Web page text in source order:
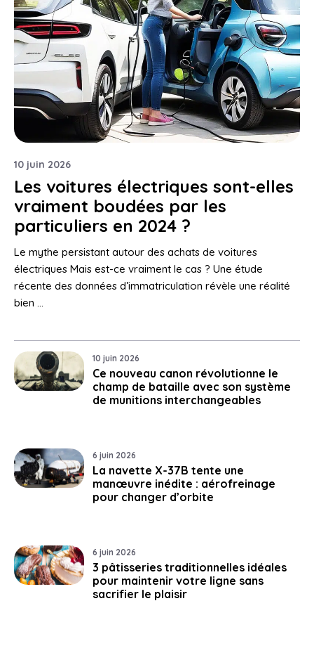
10 juin 2026
Les voitures électriques sont-elles
vraiment boudées par les
particuliers en 2024 ?
Le mythe persistant autour des achats de voitures
électriques Mais est-ce vraiment le cas ? Une étude
récente des données d’immatriculation révèle une réalité
bien …
10 juin 2026
Ce nouveau canon révolutionne le
champ de bataille avec son système
de munitions interchangeables
6 juin 2026
La navette X-37B tente une
manœuvre inédite : aérofreinage
pour changer d’orbite
6 juin 2026
3 pâtisseries traditionnelles idéales
pour maintenir votre ligne sans
sacrifier le plaisir